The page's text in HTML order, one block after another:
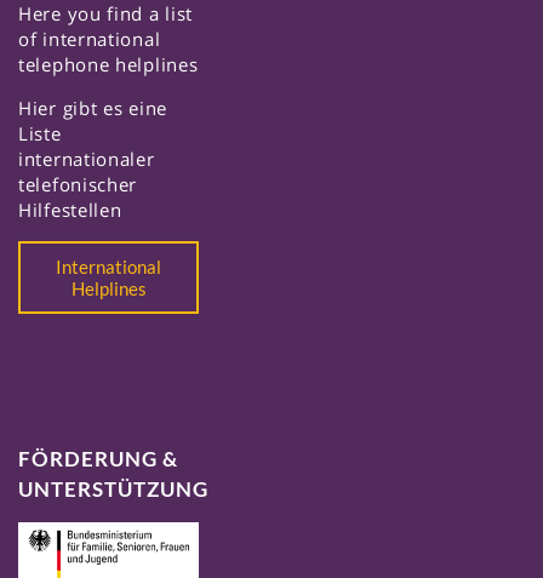
Here you find a list
of international
telephone helplines
Hier gibt es eine
Liste
internationaler
telefonischer
Hilfestellen
International
Helplines
FÖRDERUNG &
UNTERSTÜTZUNG